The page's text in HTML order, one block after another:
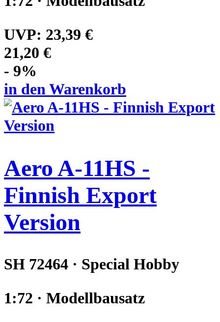
UVP: 23,39 €
21,20 €
- 9%
in den Warenkorb
Aero A-11HS -
Finnish Export
Version
SH 72464 · Special Hobby
1:72 · Modellbausatz